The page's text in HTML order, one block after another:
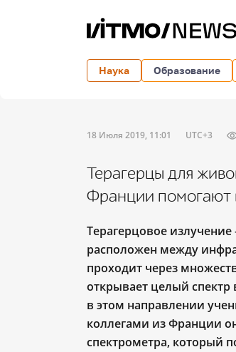
Наука Образование
18 Июля 2019, 11:01 UTC+3
Терагерцы для
Франции помогают
Терагерцовое
расположен между
проходит через
открывает целый
в этом направлении
коллегами из Франции
спектрометра, который